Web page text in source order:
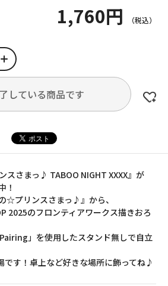
1,760円
している商品です
スさまっ♪ TABOO NIGHT XXXX』が
！
☆プリンスさまっ♪』から、
2025のフロンティアワークス描きおろ
」を使用したスタンド無しで自立
です！卓上など好きな場所に飾ってね♪